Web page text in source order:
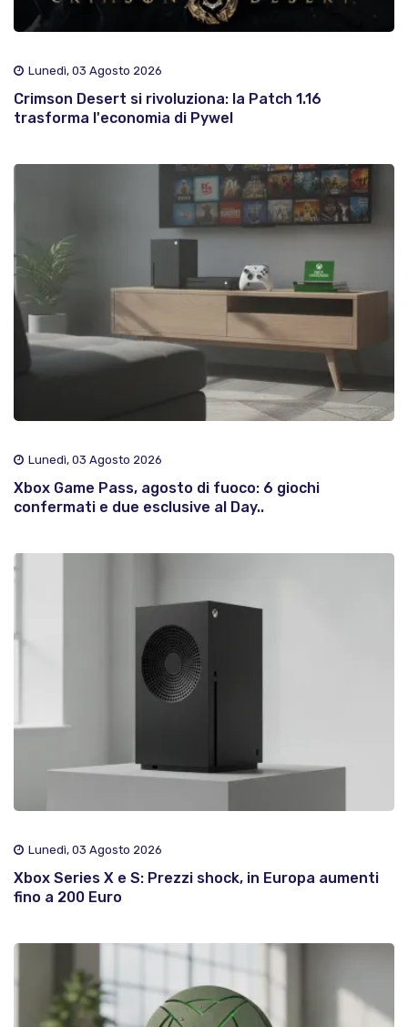
Lunedì, 03 Agosto 2026
Crimson Desert si rivoluziona: la Patch 1.16
trasforma l'economia di Pywel
Lunedì, 03 Agosto 2026
Xbox Game Pass, agosto di fuoco: 6 giochi
confermati e due esclusive al Day..
Lunedì, 03 Agosto 2026
Xbox Series X e S: Prezzi shock, in Europa aumenti
fino a 200 Euro